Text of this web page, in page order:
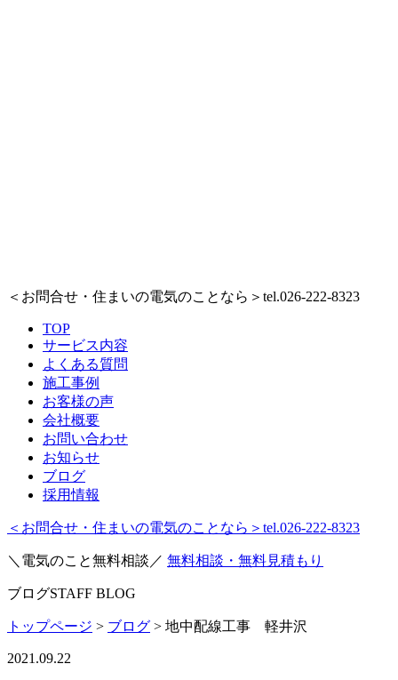
＜お問合せ・住まいの電気のことなら＞ tel.026-222-8323
TOP
サービス内容
よくある質問
施工事例
お客様の声
会社概要
お問い合わせ
お知らせ
ブログ
採用情報
＜お問合せ・住まいの電気のことなら＞ tel.026-222-8323
＼電気のこと無料相談／ 無料相談・無料見積もり
ブログSTAFF BLOG
トップページ > ブログ > 地中配線工事 軽井沢
2021.09.22